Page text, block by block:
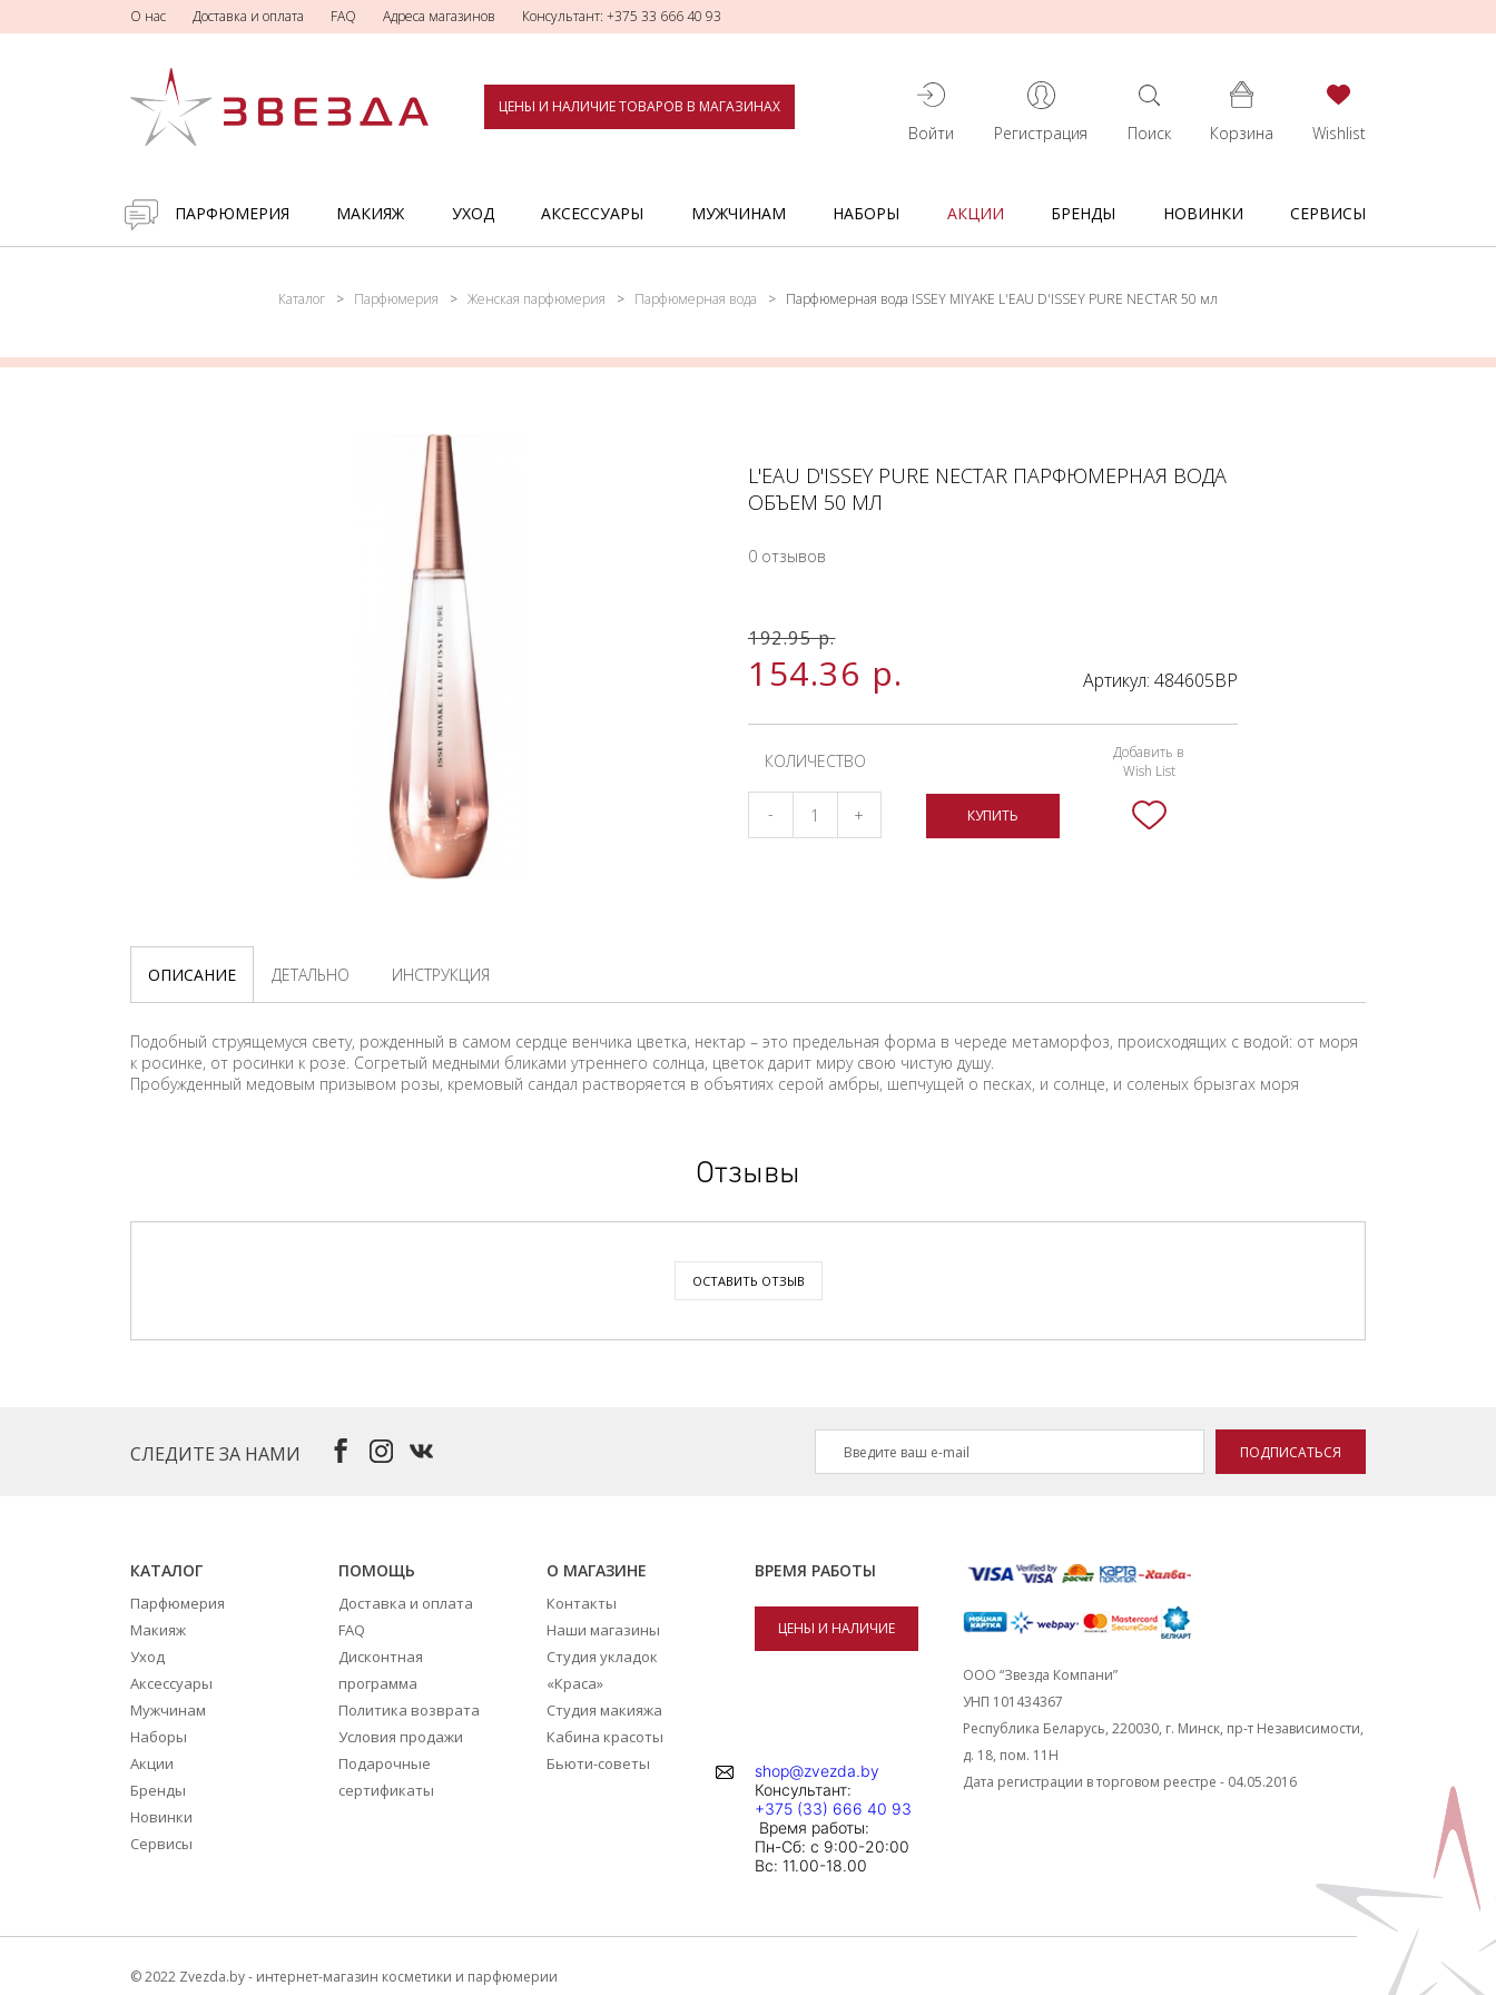
О нас Доставка и оплата FAQ Адреса магазинов Консультант: +375 33 666 40 93
ЦЕНЫ И НАЛИЧИЕ ТОВАРОВ В МАГАЗИНАХ
Войти Регистрация Поиск Корзина Wishlist
ПАРФЮМЕРИЯ МАКИЯЖ УХОД АКСЕССУАРЫ МУЖЧИНАМ НАБОРЫ АКЦИИ БРЕНДЫ НОВИНКИ СЕРВИСЫ
Каталог Парфюмерия Женская парфюмерия Парфюмерная вода Парфюмерная вода ISSEY MIYAKE L'EAU D'ISSEY PURE NECTAR 50 мл
L'EAU D'ISSEY PURE NECTAR ПАРФЮМЕРНАЯ ВОДА
ОБЪЕМ 50 МЛ
0 отзывов
192.95р.
154.36 р. Артикул: 484605BP
КОЛИЧЕСТВО
- + КУПИТЬ
Добавить в
Wish List
ОПИСАНИЕ ДЕТАЛЬНО ИНСТРУКЦИЯ
Подобный струящемуся свету, рожденный в самом сердце венчика цветка, нектар – это предельная форма в череде метаморфоз, происходящих с водой: от моря
к росинке, от росинки к розе. Согретый медными бликами утреннего солнца, цветок дарит миру свою чистую душу.
Пробужденный медовым призывом розы, кремовый сандал растворяется в объятиях серой амбры, шепчущей о песках, и солнце, и соленых брызгах моря
Отзывы
ОСТАВИТЬ ОТЗЫВ
СЛЕДИТЕ ЗА НАМИ ПОДПИСАТЬСЯ
КАТАЛОГ
Парфюмерия
Макияж
Уход
Аксессуары
Мужчинам
Наборы
Акции
Бренды
Новинки
Сервисы
ПОМОЩЬ
Доставка и оплата
FAQ
Дисконтная
программа
Политика возврата
Условия продажи
Подарочные
сертификаты
О МАГАЗИНЕ
Контакты
Наши магазины
Студия укладок
«Краса»
Студия макияжа
Кабина красоты
Бьюти-советы
ВРЕМЯ РАБОТЫ
ЦЕНЫ И НАЛИЧИЕ
shop@zvezda.by
Консультант:
+375 (33) 666 40 93
Время работы:
Пн-Сб: с 9:00-20:00
Вc: 11.00-18.00
ООО “Звезда Компани”
УНП 101434367
Республика Беларусь, 220030, г. Минск, пр-т Независимости,
д. 18, пом. 11Н
Дата регистрации в торговом реестре - 04.05.2016
© 2022 Zvezda.by - интернет-магазин косметики и парфюмерии